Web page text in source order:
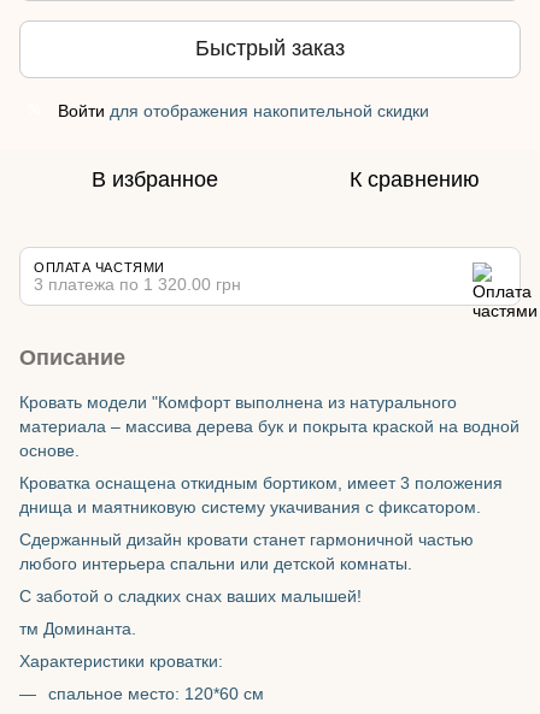
Быстрый заказ
Войти для отображения накопительной скидки
В избранное К сравнению
ОПЛАТА ЧАСТЯМИ
3 платежа по 1 320.00 грн
Описание
Кровать модели "Комфорт выполнена из натурального
материала – массива дерева бук и покрыта краской на водной
основе.
Кроватка оснащена откидным бортиком, имеет 3 положения
днища и маятниковую систему укачивания с фиксатором.
Сдержанный дизайн кровати станет гармоничной частью
любого интерьера спальни или детской комнаты.
С заботой о сладких снах ваших малышей!
тм Доминанта.
Характеристики кроватки:
спальное место: 120*60 см